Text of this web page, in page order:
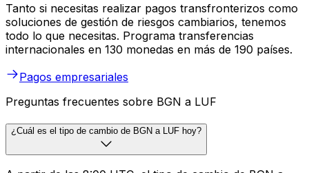
Tanto si necesitas realizar pagos transfronterizos como
soluciones de gestión de riesgos cambiarios, tenemos
todo lo que necesitas. Programa transferencias
internacionales en 130 monedas en más de 190 países.
Pagos empresariales
Preguntas frecuentes sobre BGN a LUF
¿Cuál es el tipo de cambio de BGN a LUF hoy?